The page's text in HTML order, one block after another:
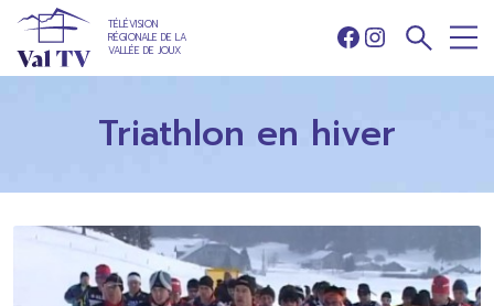
TÉLÉVISION
RÉGIONALE DE LA
VALLÉE DE JOUX
Facebook
Instagram
Triathlon en hiver